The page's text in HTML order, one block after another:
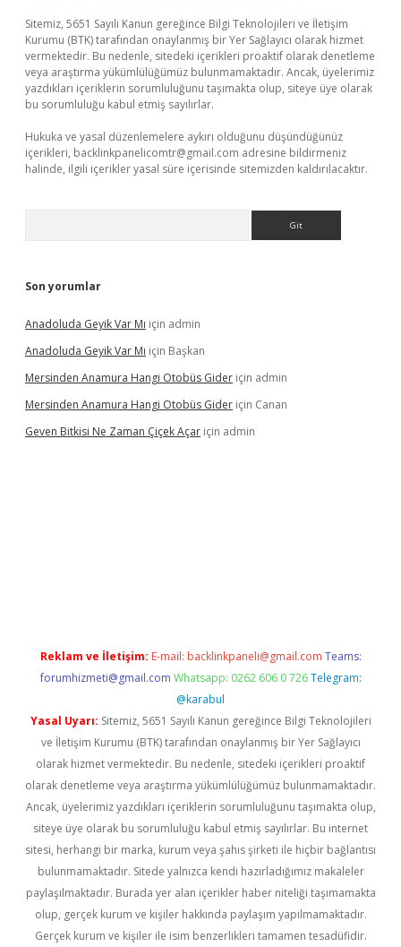
Sitemiz, 5651 Sayılı Kanun gereğince Bilgi Teknolojileri ve İletişim
Kurumu (BTK) tarafından onaylanmış bir Yer Sağlayıcı olarak hizmet
vermektedir. Bu nedenle, sitedeki içerikleri proaktif olarak denetleme
veya araştırma yükümlülüğümüz bulunmamaktadır. Ancak, üyelerimiz
yazdıkları içeriklerin sorumluluğunu taşımakta olup, siteye üye olarak
bu sorumluluğu kabul etmiş sayılırlar.
Hukuka ve yasal düzenlemelere aykırı olduğunu düşündüğünüz
içerikleri, backlinkpanelicomtr@gmail.com adresine bildirmeniz
halinde, ilgili içerikler yasal süre içerisinde sitemizden kaldırılacaktır.
Son yorumlar
Anadoluda Geyik Var Mı için admin
Anadoluda Geyik Var Mı için Başkan
Mersinden Anamura Hangi Otobüs Gider için admin
Mersinden Anamura Hangi Otobüs Gider için Canan
Geven Bitkisi Ne Zaman Çiçek Açar için admin
Reklam ve İletişim: E-mail: backlinkpaneli@gmail.com Teams:
forumhizmeti@gmail.com Whatsapp: 0262 606 0 726 Telegram:
@karabul
Yasal Uyarı: Sitemiz, 5651 Sayılı Kanun gereğince Bilgi Teknolojileri
ve İletişim Kurumu (BTK) tarafından onaylanmış bir Yer Sağlayıcı
olarak hizmet vermektedir. Bu nedenle, sitedeki içerikleri proaktif
olarak denetleme veya araştırma yükümlülüğümüz bulunmamaktadır.
Ancak, üyelerimiz yazdıkları içeriklerin sorumluluğunu taşımakta olup,
siteye üye olarak bu sorumluluğu kabul etmiş sayılırlar. Bu internet
sitesi, herhangi bir marka, kurum veya şahıs şirketi ile hiçbir bağlantısı
bulunmamaktadır. Sitede yalnızca kendi hazırladığımız makaleler
paylaşılmaktadır. Burada yer alan içerikler haber niteliği taşımamakta
olup, gerçek kurum ve kişiler hakkında paylaşım yapılmamaktadır.
Gerçek kurum ve kişiler ile isim benzerlikleri tamamen tesadüfidir.